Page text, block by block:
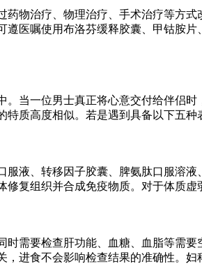
物治疗、物理治疗、手术治疗等方式
医嘱使用布洛芬缓释胶囊、甲钴胺片
当一位男士真正将心意交付给伴侣
质高度相似。若是遇到具备以下五
液、转移因子胶囊、脾氨肽口服溶
复组织并合成免疫物质。对于体质
需要检查肝功能、血糖、血脂等需
进食不会影响检查结果的准确性。